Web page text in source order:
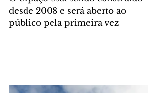
desde 2008 e será aberto ao
público pela primeira vez